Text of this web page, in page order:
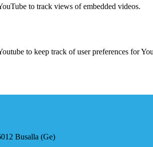
to track views of embedded videos.
to keep track of user preferences for
Busalla (Ge)